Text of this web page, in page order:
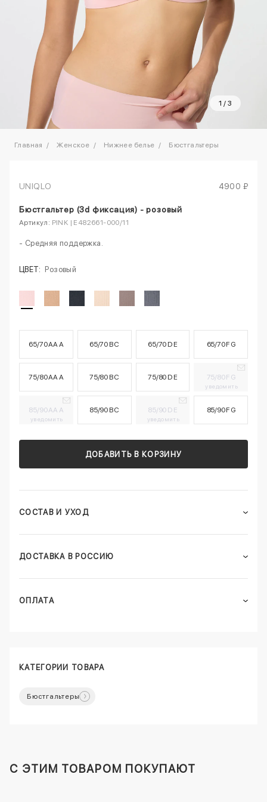
1 / 3
Главная Женское Нижнее белье Бюстгальтеры
UNIQLO 4900 ₽
Бюстгальтер (3d фиксация) - розовый
Артикул: PINK | E482661-000/11
- Cредняя поддержка.
ЦВЕТ: Розовый
65/70 AA A 65/70 B C 65/70 D E 65/70 F G
75/80 AA A 75/80 B C 75/80 D E 75/80 F G
уведомить
85/90 AA A
уведомить
85/90 B C 85/90 D E
уведомить
85/90 F G
ДОБАВИТЬ В КОРЗИНУ
СОСТАВ И УХОД
ДОСТАВКА В РОССИЮ
ОПЛАТА
КАТЕГОРИИ ТОВАРА
Бюстгальтеры
C ЭТИМ ТОВАРОМ ПОКУПАЮТ